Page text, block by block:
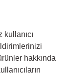
kullanıcı
hakkında